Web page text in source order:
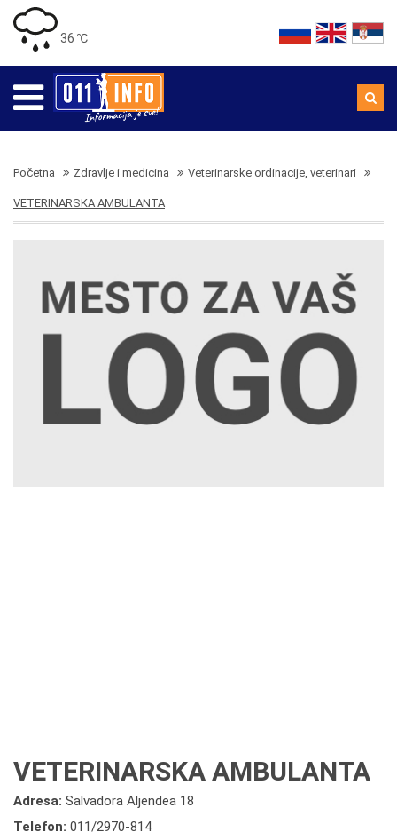
36 ℃
Početna Zdravlje i medicina Veterinarske ordinacije, veterinari
VETERINARSKA AMBULANTA
VETERINARSKA AMBULANTA
Adresa: Salvadora Aljendea 18
Telefon: 011/2970-814